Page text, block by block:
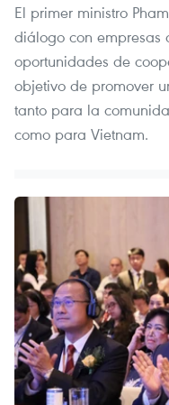
El primer ministro
diálogo con empresas
oportunidades de
objetivo de promover
tanto para la
como para Vietnam.